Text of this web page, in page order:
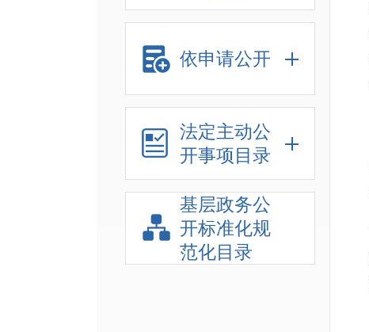
依申请公开
法定主动公
开事项目录
基层政务公
开标准化规
范化目录